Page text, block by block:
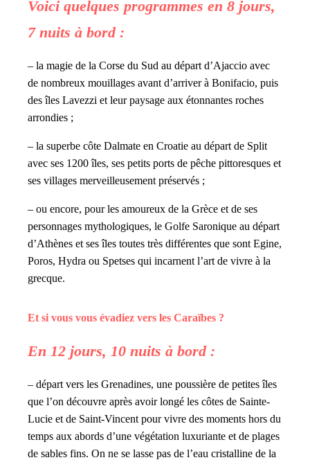
Voici quelques programmes en 8 jours,
7 nuits à bord :
– la magie de la Corse du Sud au départ d’Ajaccio avec
de nombreux mouillages avant d’arriver à Bonifacio, puis
des îles Lavezzi et leur paysage aux étonnantes roches
arrondies ;
– la superbe côte Dalmate en Croatie au départ de Split
avec ses 1200 îles, ses petits ports de pêche pittoresques et
ses villages merveilleusement préservés ;
– ou encore, pour les amoureux de la Grèce et de ses
personnages mythologiques, le Golfe Saronique au départ
d’Athènes et ses îles toutes très différentes que sont Egine,
Poros, Hydra ou Spetses qui incarnent l’art de vivre à la
grecque.
Et si vous vous évadiez vers les Caraïbes ?
En 12 jours, 10 nuits à bord :
– départ vers les Grenadines, une poussière de petites îles
que l’on découvre après avoir longé les côtes de Sainte-
Lucie et de Saint-Vincent pour vivre des moments hors du
temps aux abords d’une végétation luxuriante et de plages
de sables fins. On ne se lasse pas de l’eau cristalline de la